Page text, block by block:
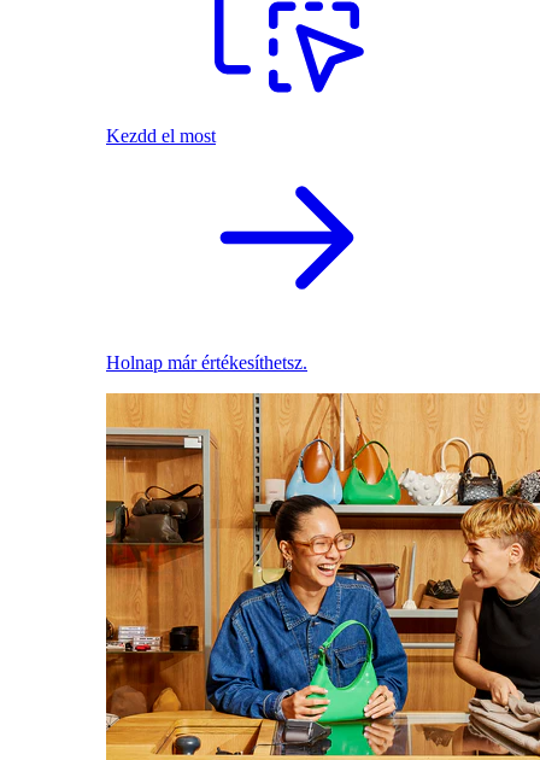
Kezdd el most
Holnap már értékesíthetsz.